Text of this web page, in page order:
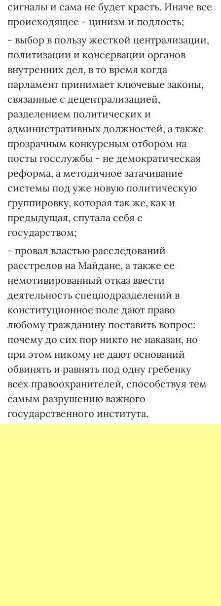
сигналы и сама не будет красть. Иначе все
происходящее - цинизм и подлость;
- выбор в пользу жесткой централизации,
политизации и консервации органов
внутренних дел, в то время когда
парламент принимает ключевые законы,
связанные с децентрализацией,
разделением политических и
административных должностей, а также
прозрачным конкурсным отбором на
посты госслужбы - не демократическая
реформа, а методичное затачивание
системы под уже новую политическую
группировку, которая так же, как и
предыдущая, спутала себя с
государством;
- провал властью расследований
расстрелов на Майдане, а также ее
немотивированный отказ ввести
деятельность спецподразделений в
конституционное поле дают право
любому гражданину поставить вопрос:
почему до сих пор никто не наказан, но
при этом никому не дают оснований
обвинять и равнять под одну гребенку
всех правоохранителей, способствуя тем
самым разрушению важного
государственного института.